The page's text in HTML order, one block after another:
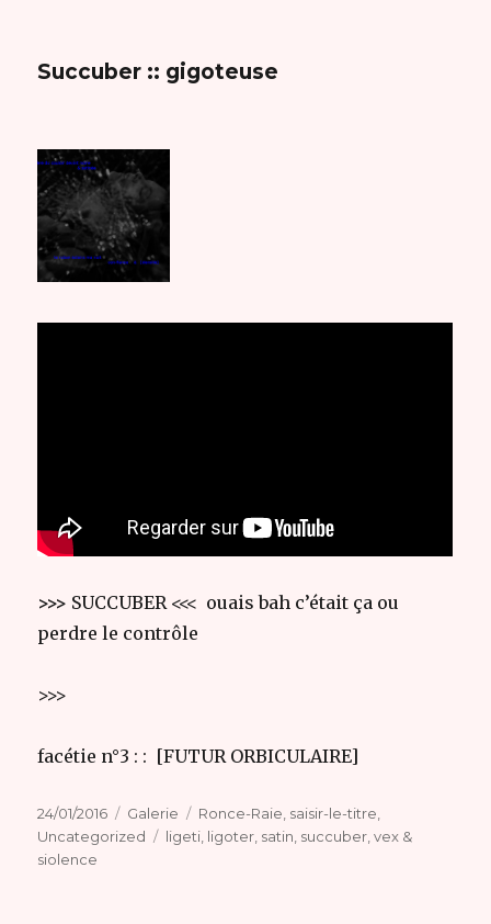
Succuber :: gigoteuse
>>> SUCCUBER <<< ouais bah c’était ça ou
perdre le contrôle
>>>
facétie n°3 : : [FUTUR ORBICULAIRE]
Publié
le
24/01/2016 Format
Galerie Catégories
Ronce-Raie saisir-le-titre
Uncategorized
Étiquettes
ligeti ligoter satin succuber ,vex &
siolence